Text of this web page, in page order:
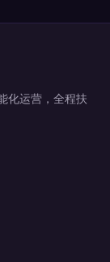
化运营，全程扶